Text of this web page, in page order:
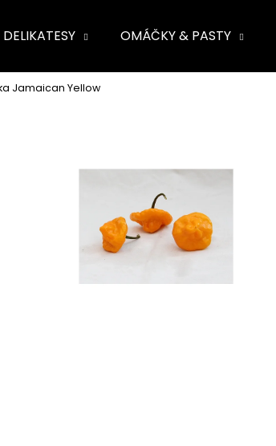
DELIKATESY OMÁČKY & PASTY
Jamaican Yellow
najít?